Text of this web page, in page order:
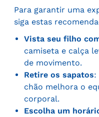
Para garantir uma
siga estas
Vista seu filho
camiseta e calça
de movimento.
Retire os sapatos:
chão melhora o
corporal.
Escolha um